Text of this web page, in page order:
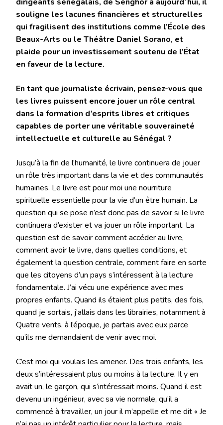
souligne les lacunes financières et structurelles
qui fragilisent des institutions comme l’École des
Beaux-Arts ou le Théâtre Daniel Sorano, et
plaide pour un investissement soutenu de l’État
en faveur de la lecture.
En tant que journaliste écrivain, pensez-vous que
les livres puissent encore jouer un rôle central
dans la formation d’esprits libres et critiques
capables de porter une véritable souveraineté
intellectuelle et culturelle au Sénégal ?
Jusqu’à la fin de l’humanité, le livre continuera de jouer
un rôle très important dans la vie et des communautés
humaines. Le livre est pour moi une nourriture
spirituelle essentielle pour la vie d’un être humain. La
question qui se pose n’est donc pas de savoir si le livre
continuera d’exister et va jouer un rôle important. La
question est de savoir comment accéder au livre,
comment avoir le livre, dans quelles conditions, et
également la question centrale, comment faire en sorte
que les citoyens d’un pays s’intéressent à la lecture
fondamentale. J’ai vécu une expérience avec mes
propres enfants. Quand ils étaient plus petits, des fois,
quand je sortais, j’allais dans les librairies, notamment à
Quatre vents, à l’époque, je partais avec eux parce
qu’ils me demandaient de venir avec moi.
C’est moi qui voulais les amener. Des trois enfants, les
deux s’intéressaient plus ou moins à la lecture. Il y en
avait un, le garçon, qui s’intéressait moins. Quand il est
devenu un ingénieur, avec sa vie normale, qu’il a
commencé à travailler, un jour il m’appelle et me dit « Je